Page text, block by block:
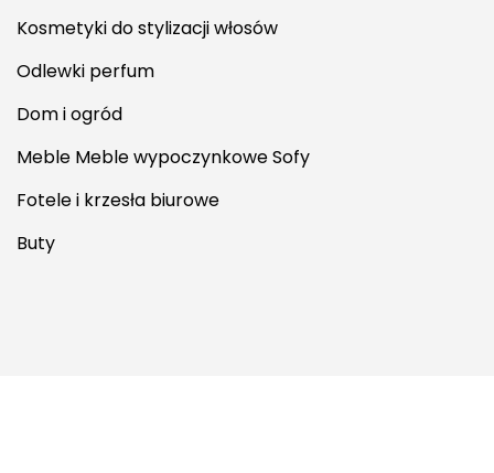
Kosmetyki do stylizacji włosów
Odlewki perfum
Dom i ogród
Meble Meble wypoczynkowe Sofy
Fotele i krzesła biurowe
Buty